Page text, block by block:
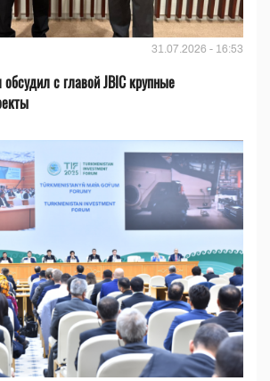
31.07.2026 - 16:53
с главой JBIC крупные